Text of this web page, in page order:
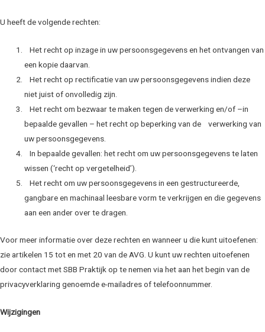
U heeft de volgende rechten:
Het recht op inzage in uw persoonsgegevens en het ontvangen van
een kopie daarvan.
Het recht op rectificatie van uw persoonsgegevens indien deze
niet juist of onvolledig zijn.
Het recht om bezwaar te maken tegen de verwerking en/of –in
bepaalde gevallen – het recht op beperking van de verwerking van
uw persoonsgegevens.
In bepaalde gevallen: het recht om uw persoonsgegevens te laten
wissen (‘recht op vergetelheid’).
Het recht om uw persoonsgegevens in een gestructureerde,
gangbare en machinaal leesbare vorm te verkrijgen en die gegevens
aan een ander over te dragen.
Voor meer informatie over deze rechten en wanneer u die kunt uitoefenen:
zie artikelen 15 tot en met 20 van de AVG. U kunt uw rechten uitoefenen
door contact met SBB Praktijk op te nemen via het aan het begin van de
privacyverklaring genoemde e-mailadres of telefoonnummer.
Wijzigingen